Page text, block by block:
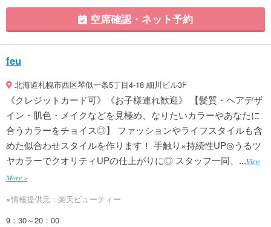
空席確認・ネット予約
feu
北海道札幌市西区琴似一条5丁目4-18 細川ビル3F
《クレジットカード可》《お子様連れ歓迎》 【髪質・ヘアデザ
イン・肌色・メイクなどを見極め、なりたいカラーやあなたに
合うカラーをチョイス◎】 ファッションやライフスタイルも含
めた似合わせスタイルを作ります！ 手触り×持続性UP◎うるツ
ヤカラーでクオリティUPの仕上がりに◎ スタッフ一同、...View
More »
※情報提供元：楽天ビューティー
9：30～20：00